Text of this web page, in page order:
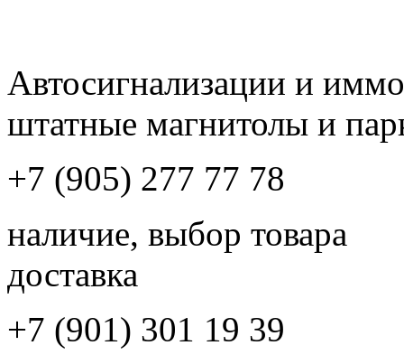
Автосигнализации и
штатные магнитолы и
+7 (905) 277 77 78
наличие, выбор товара
доставка
+7 (901) 301 19 39